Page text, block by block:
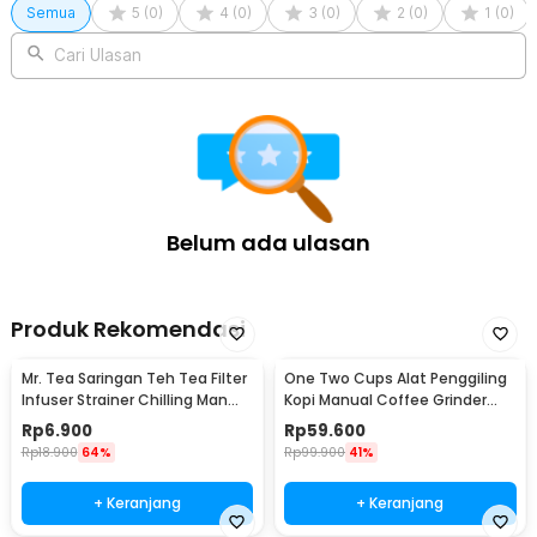
nasional (standar BPOM) dan internasional (FDA, BfR, GB 4806). Terjamin
100% food grade, higienis, bebas bahan kimia berbahaya saat terkena
air panas, dan yang terpenting tidak meninggalkan bau kertas (no
Semua 5 (0) 4 (0) 3 (0) 2 (0) 1 (0)
Cari Ulasan
Belum ada ulasan
Produk Rekomendasi
Mr. Tea Saringan Teh Tea Filter
Infuser Strainer Chilling Man
Silicon - MR03
Rp6.900
Rp18.900 64%
+ Keranjang
One Two Cups Alat Penggiling
Kopi Manual Coffee Grinder
Portable - WFCG9800
Rp59.600
Rp99.900 41%
+ Keranjang